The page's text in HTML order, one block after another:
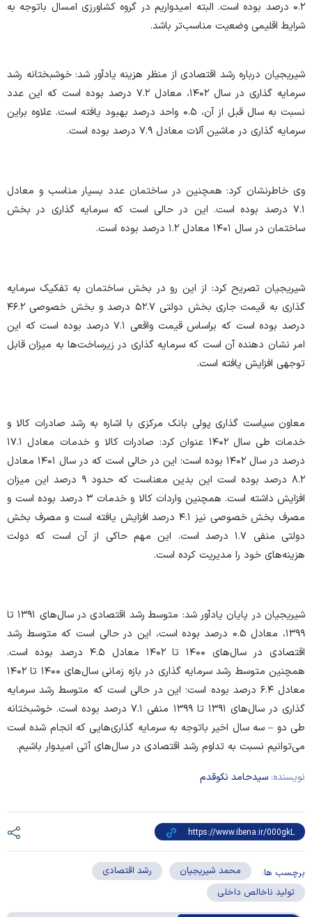
۰.۲ درصد بوده است. البته امیدواریم در گروه کشاورزی امسال باتوجه به
شرایط اقلیمی وضعیت مناسب‌تر باشد.
شیریجیان درباره رشد اقتصادی از منظر هزینه یادآور شد: خوشبختانه رشد
سرمایه گذاری در سال ۱۴۰۲، معادل ۷.۲ درصد بوده است که این عدد
نسبت به سال قبل از آن، ۰.۵ واحد درصد بهبود یافته است. علاوه براین
سرمایه گذاری در ماشین آلات معادل ۷.۹ درصد بوده است.
وی خاطرنشان کرد: همچنین در ساختمان عدد بسیار مناسب و معادل
۷.۱ درصد بوده است. این در حالی است که سرمایه گذاری در بخش
ساختمان در سال ۱۴۰۱ معادل ۱.۲ درصد بوده است.
شیریجیان تصریح کرد: از این رو در بخش ساختمان به تفکیک سرمایه
گذاری به قیمت جاری بخش دولتی ۵۲.۷ درصد و بخش خصوصی ۴۶.۲
درصد بوده است که براساس قیمت واقعی ۷.۱ درصد بوده است که این
امر نشان دهنده آن است که سرمایه گذاری در زیرساخت‌ها به میزان قابل
توجهی افزایش یافته است.
معاون سیاست گذاری پولی بانک مرکزی با اشاره به رشد صادرات کالا و
خدمات طی سال ۱۴۰۲ عنوان کرد: صادرات کالا و خدمات معادل ۱۷.۱
درصد در سال ۱۴۰۲ بوده است؛ این در حالی است که در سال ۱۴۰۱ معادل
۸.۲ درصد بوده است این بدین معناست که حدود ۹ درصد این میزان
افزایش داشته است. همچنین واردات کالا و خدمات ۳ درصد بوده است و
مصرف بخش خصوصی نیز ۴.۱ درصد افزایش یافته است و مصرف بخش
دولتی منفی ۱.۷ درصد است. این مهم حاکی از آن است که دولت
هزینه‌های خود را مدیریت کرده است.
شیریجیان در پایان یادآور شد: متوسط رشد اقتصادی در سال‌های ۱۳۹۱ تا
۱۳۹۹، معادل ۰.۵ درصد بوده است، این در حالی است که متوسط رشد
اقتصادی در سال‌های ۱۴۰۰ تا ۱۴۰۲ معادل ۴.۵ درصد بوده است.
همچنین متوسط رشد سرمایه گذاری در بازه زمانی سال‌های ۱۴۰۰ تا ۱۴۰۲
معادل ۶.۴ درصد بوده است؛ این در حالی است که متوسط رشد سرمایه
گذاری در سال‌های ۱۳۹۱ تا ۱۳۹۹ منفی ۷.۱ درصد بوده است. خوشبختانه
طی دو – سه سال اخیر باتوجه به سرمایه گذاری‌هایی که انجام شده است
می‌توانیم نسبت به تداوم رشد اقتصادی در سال‌های آتی امیدوار باشیم.
نویسنده: سیدحامد نکوقدم
برچسب ها: محمد شیریجیان
رشد اقتصادی
تولید ناخالص داخلی